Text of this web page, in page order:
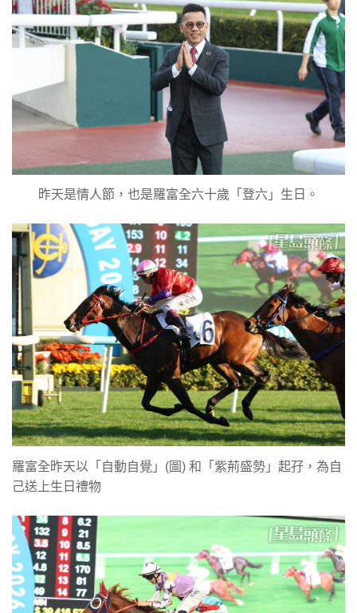
昨天是情人節，也是羅富全六十歲「登六」生日。
羅富全昨天以「自動自覺」(圖) 和「紫荊盛勢」起孖，為自
己送上生日禮物